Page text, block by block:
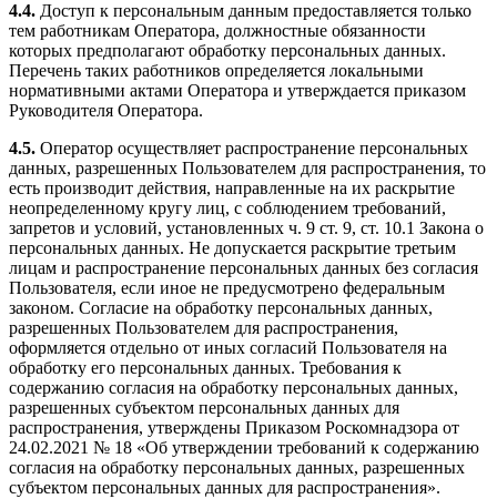
4.4. Доступ к персональным данным предоставляется только
тем работникам Оператора, должностные обязанности
которых предполагают обработку персональных данных.
Перечень таких работников определяется локальными
нормативными актами Оператора и утверждается приказом
Руководителя Оператора.
4.5. Оператор осуществляет распространение персональных
данных, разрешенных Пользователем для распространения, то
есть производит действия, направленные на их раскрытие
неопределенному кругу лиц, с соблюдением требований,
запретов и условий, установленных ч. 9 ст. 9, ст. 10.1 Закона о
персональных данных. Не допускается раскрытие третьим
лицам и распространение персональных данных без согласия
Пользователя, если иное не предусмотрено федеральным
законом. Согласие на обработку персональных данных,
разрешенных Пользователем для распространения,
оформляется отдельно от иных согласий Пользователя на
обработку его персональных данных. Требования к
содержанию согласия на обработку персональных данных,
разрешенных субъектом персональных данных для
распространения, утверждены Приказом Роскомнадзора от
24.02.2021 № 18 «Об утверждении требований к содержанию
согласия на обработку персональных данных, разрешенных
субъектом персональных данных для распространения».